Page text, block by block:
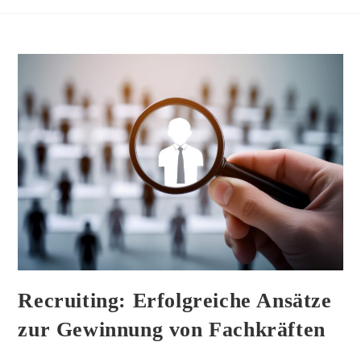
Recruiting: Erfolgreiche Ansätze
zur Gewinnung von Fachkräften